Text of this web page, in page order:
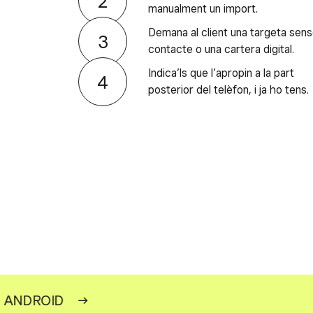
manualment un import.
Demana al client una targeta
contacte o una cartera digital.
Indica’ls que l’apropin a la part
posterior del telèfon, i ja ho tens.
→